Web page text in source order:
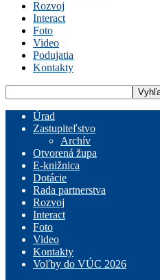
Rozvoj
Interact
Foto
Video
Podujatia
Kontakty
Úrad
Zastupiteľstvo
Archív
Otvorená župa
E-knižnica
Dotácie
Rada partnerstva
Rozvoj
Interact
Foto
Video
Kontakty
Voľby do VÚC 2026